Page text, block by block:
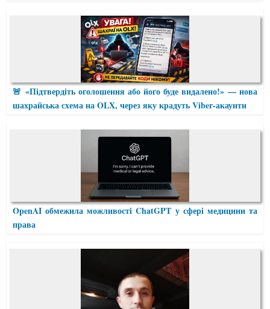
🚨 «Підтвердіть оголошення або його буде видалено!» — нова
шахрайська схема на OLX, через яку крадуть Viber-акаунти
OpenAI обмежила можливості ChatGPT у сфері медицини та
права